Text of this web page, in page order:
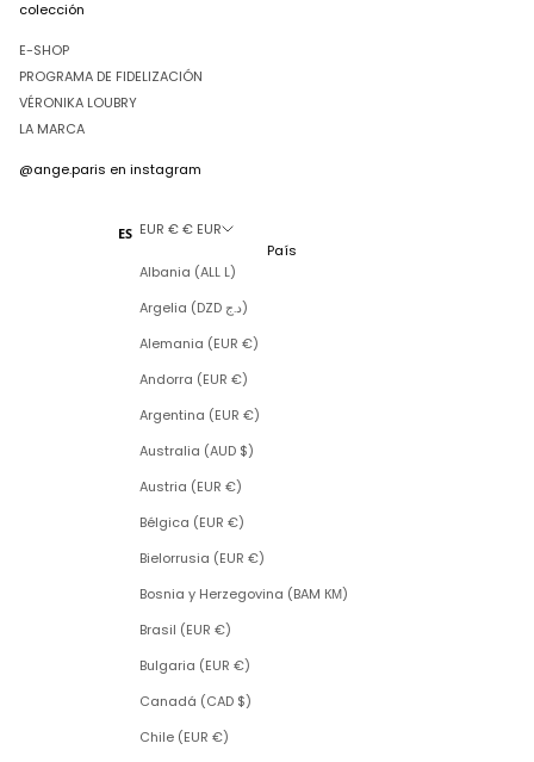
colección
E-SHOP
PROGRAMA DE FIDELIZACIÓN
VÉRONIKA LOUBRY
LA MARCA
@ange.paris en instagram
ES EUR € € EUR
País
Albania (ALL L)
Argelia (DZD د.ج)
Alemania (EUR €)
Andorra (EUR €)
Argentina (EUR €)
Australia (AUD $)
Austria (EUR €)
Bélgica (EUR €)
Bielorrusia (EUR €)
Bosnia y Herzegovina (BAM КМ)
Brasil (EUR €)
Bulgaria (EUR €)
Canadá (CAD $)
Chile (EUR €)